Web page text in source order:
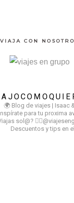
VIAJA CON
🌍 Blog de viajes | Isaac
para tu proxima
sol@?
Descuentos y tips en